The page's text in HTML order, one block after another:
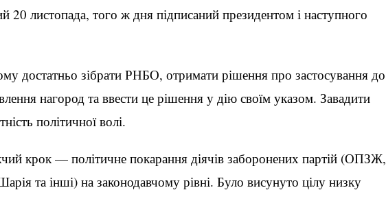
20 листопада, того ж дня підписаний президентом і наступного
достатньо зібрати РНБО, отримати рішення про застосування до
нагород та ввести це рішення у дію своїм указом. Завадити
політичної волі.
крок — політичне покарання діячів заборонених партій (ОПЗЖ,
та інші) на законодавчому рівні. Було висунуто цілу низку